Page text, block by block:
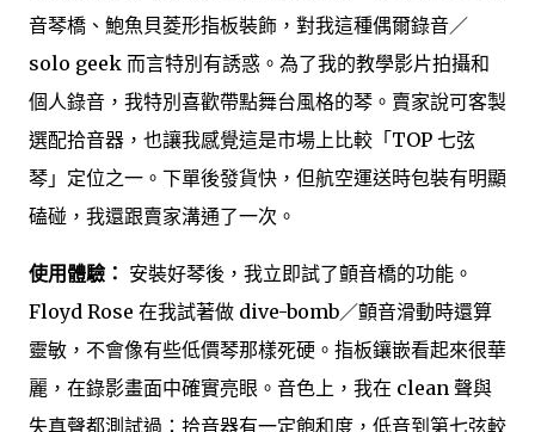
音琴橋、鮑魚貝菱形指板裝飾，對我這種偶爾錄音／
solo geek 而言特別有誘惑。為了我的教學影片拍攝和
個人錄音，我特別喜歡帶點舞台風格的琴。賣家說可客製
選配拾音器，也讓我感覺這是市場上比較「TOP 七弦
琴」定位之一。下單後發貨快，但航空運送時包裝有明顯
磕碰，我還跟賣家溝通了一次。
使用體驗： 安裝好琴後，我立即試了顫音橋的功能。
Floyd Rose 在我試著做 dive-bomb／顫音滑動時還算
靈敏，不會像有些低價琴那樣死硬。指板鑲嵌看起來很華
麗，在錄影畫面中確實亮眼。音色上，我在 clean 聲與
失真聲都測試過：拾音器有一定飽和度，低音到第七弦較